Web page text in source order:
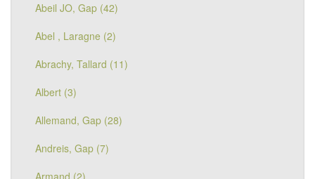
Abeil JO, Gap (42)
Abel , Laragne (2)
Abrachy, Tallard (11)
Albert (3)
Allemand, Gap (28)
Andreis, Gap (7)
Armand (2)